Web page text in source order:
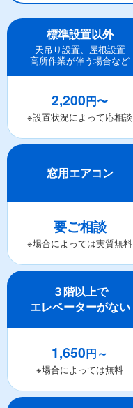
標準設置以外
天吊り設置、屋根設置
高所作業が伴う場合など
2,200円〜
※設置状況によって応相談
窓用エアコン
要ご相談
※場合によっては実質無料
３階以上で
エレベーターがない
1,650円～
※場合によっては無料